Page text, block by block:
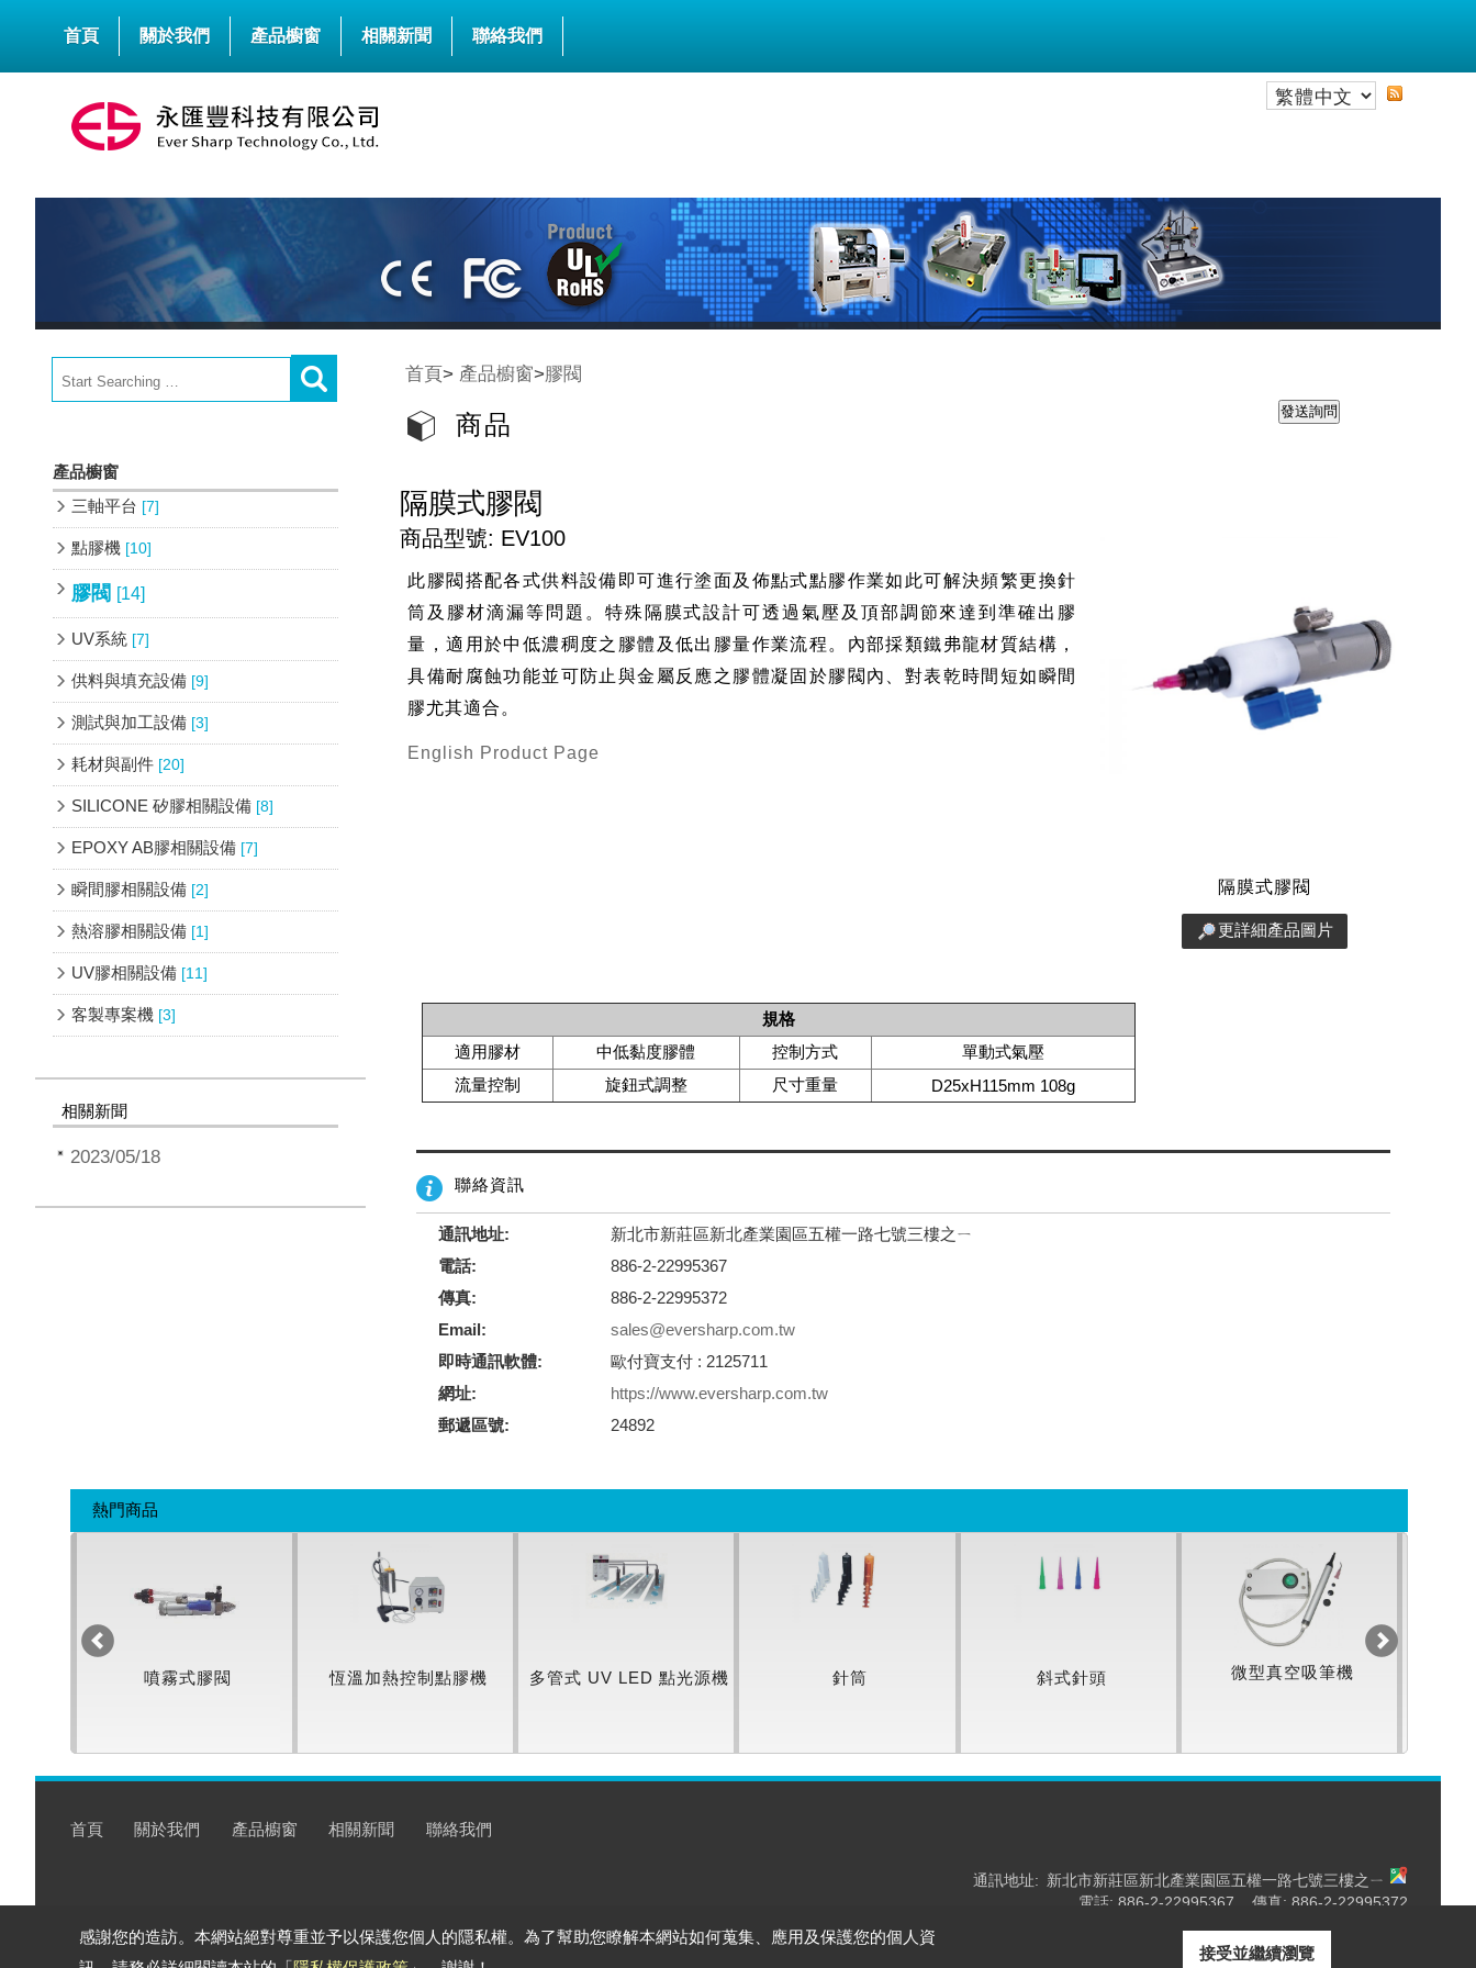
感謝您的造訪。本網站絕對尊重並予以保護您個人的隱私權。為了幫助您瞭解本網站如何蒐集、應用及保護您的個人資
接受並繼續瀏覽
首頁 關於我們 產品櫥窗 相關新聞 聯絡我們
產品櫥窗
三軸平台 [7]
點膠機 [10]
膠閥 [14]
UV系統 [7]
供料與填充設備 [9]
測試與加工設備 [3]
耗材與副件 [20]
SILICONE 矽膠相關設備 [8]
EPOXY AB膠相關設備 [7]
瞬間膠相關設備 [2]
熱溶膠相關設備 [1]
UV膠相關設備 [11]
客製專案機 [3]
相關新聞
2023/05/18
首頁> 產品櫥窗>膠閥
商品
隔膜式膠閥
隔膜式膠閥
更詳細產品圖片
商品型號: EV100
此膠閥搭配各式供料設備即可進行塗面及佈點式點膠作業如此可解決頻繁更換針
筒及膠材滴漏等問題。特殊隔膜式設計可透過氣壓及頂部調節來達到準確出膠
量，適用於中低濃稠度之膠體及低出膠量作業流程。內部採類鐵弗龍材質結構，
具備耐腐蝕功能並可防止與金屬反應之膠體凝固於膠閥內、對表乾時間短如瞬間
膠尤其適合。
English Product Page
規格
適用膠材
中低黏度膠體 控制方式
單動式氣壓
流量控制
旋鈕式調整 尺寸重量 D25xH115mm 108g
聯絡資訊
通訊地址:
新北市新莊區新北產業園區五權一路七號三樓之ㄧ
電話:
886-2-22995367
傳真:
886-2-22995372
Email:
sales@eversharp.com.tw
即時通訊軟體:
歐付寶支付 : 2125711
網址:
https://www.eversharp.com.tw
郵遞區號:
24892
熱門商品
噴霧式膠閥 恆溫加熱控制點膠機 多管式 UV LED 點光源機 針筒 斜式針頭 微型真空吸筆機
首頁 關於我們 產品櫥窗 相關新聞 聯絡我們
通訊地址: 新北市新莊區新北產業園區五權一路七號三樓之ㄧ
電話: 886-2-22995367 傳真: 886-2-22995372
永匯豐科技有限公司 All rights reserved.